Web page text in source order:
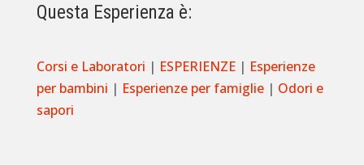
Questa Esperienza è:
Corsi e Laboratori | ESPERIENZE| Esperienze
per bambini | Esperienze per famiglie| Odori e
sapori